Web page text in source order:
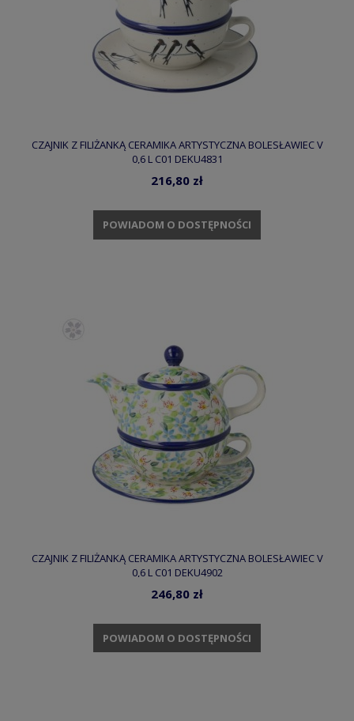
CZAJNIK Z FILIŻANKĄ CERAMIKA ARTYSTYCZNA BOLESŁAWIEC V
0,6 L C01 DEKU4831
216,80 zł
POWIADOM O DOSTĘPNOŚCI
CZAJNIK Z FILIŻANKĄ CERAMIKA ARTYSTYCZNA BOLESŁAWIEC V
0,6 L C01 DEKU4902
246,80 zł
POWIADOM O DOSTĘPNOŚCI